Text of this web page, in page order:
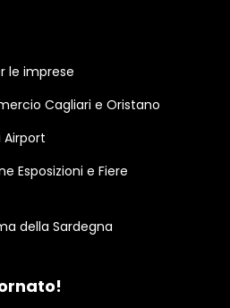
le imprese
Cagliari e Oristano
Airport
Esposizioni e Fiere
della Sardegna